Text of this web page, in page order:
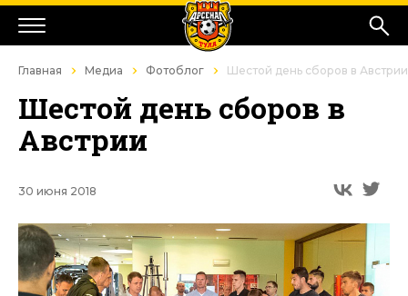
Главная Медиа Фотоблог Шестой день сборов в Австрии
Шестой день сборов в
Австрии
30 июня 2018